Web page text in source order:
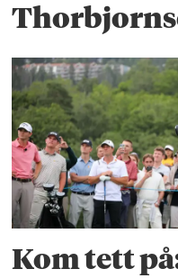
Kom tett